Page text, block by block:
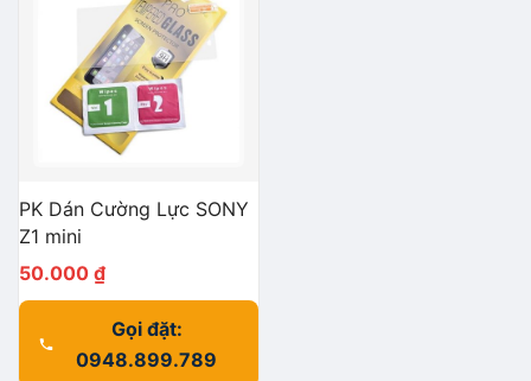
PK Dán Cường Lực SONY
Z1 mini
50.000 ₫
Gọi đặt:
0948.899.789